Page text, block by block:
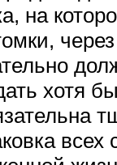
на
хотя